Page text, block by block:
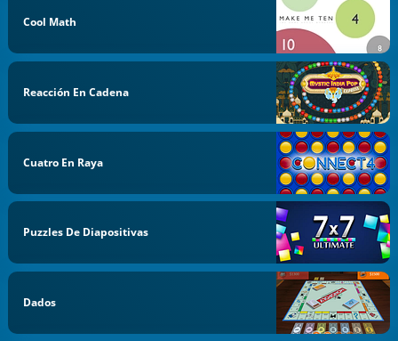
Cool Math
Reacción En Cadena
Cuatro En Raya
Puzzles De Diapositivas
Dados